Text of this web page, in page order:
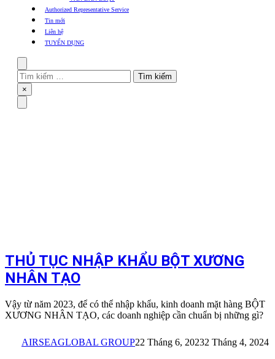
Authorized Representative Service
Tin mới
Liên hệ
TUYỂN DỤNG
Tìm
kiếm
cho:
Close
×
THỦ TỤC NHẬP KHẨU BỘT XƯƠNG
NHÂN TẠO
Vậy từ năm 2023, để có thể nhập khẩu, kinh doanh mặt hàng BỘT
XƯƠNG NHÂN TẠO, các doanh nghiệp cần chuẩn bị những gì?
AIRSEAGLOBAL GROUP22 Tháng 6, 20232 Tháng 4, 2024